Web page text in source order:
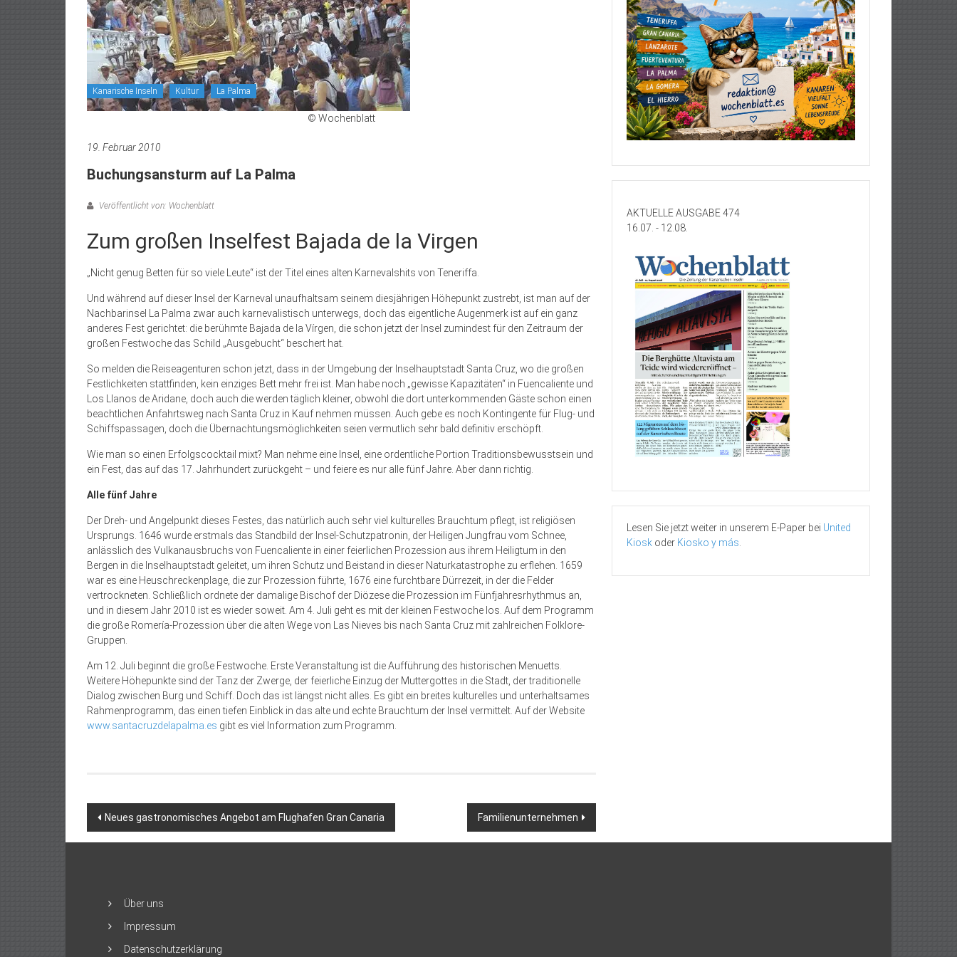
Kanarische Inseln Kultur La Palma
© Wochenblatt
19. Februar 2010
Buchungsansturm auf La Palma
Veröffentlicht von: Wochenblatt
Zum großen Inselfest Bajada de la Virgen
„Nicht genug Betten für so viele Leute“ ist der Titel eines alten Karnevalshits von Teneriffa.
Und während auf dieser Insel der Karneval unauf­haltsam seinem diesjährigen Höhepunkt zustrebt, ist man auf der
Nachbarinsel La Palma zwar auch karnevalistisch unterwegs, doch das eigentliche Augenmerk ist auf ein ganz
anderes Fest gerichtet: die berühmte Bajada de la Vírgen, die schon jetzt der Insel zumindest für den Zeitraum der
großen Festwoche das Schild „Ausgebucht“ beschert hat.
So melden die Reiseagenturen schon jetzt, dass in der Umgebung der Inselhauptstadt Santa Cruz, wo die großen
Festlichkeiten stattfinden, kein einziges Bett mehr frei ist. Man habe noch „gewisse Kapazitäten“ in Fuencaliente und
Los Llanos de Aridane, doch auch die werden täglich kleiner, obwohl die dort unterkommenden Gäste schon einen
beachtlichen Anfahrtsweg nach Santa Cruz in Kauf nehmen müssen. Auch gebe es noch Kontingente für Flug- und
Schiffspassagen, doch die Übernachtungsmöglichkeiten seien vermutlich sehr bald definitiv erschöpft.
Wie man so einen Erfolgs­cocktail mixt? Man nehme eine Insel, eine ordentliche Portion Traditionsbewusstsein und
ein Fest, das auf das 17. Jahrhundert zurückgeht – und feiere es nur alle fünf Jahre. Aber dann richtig.
Alle fünf Jahre
Der Dreh- und Angelpunkt dieses Festes, das natürlich auch sehr viel kulturelles Brauchtum pflegt, ist religiösen
Ursprungs. 1646 wurde erstmals das Standbild der Insel-Schutzpatronin, der Heiligen Jungfrau vom Schnee,
anlässlich des Vulkanausbruchs von Fuencaliente in einer feierlichen Prozession aus ihrem Heiligtum in den
Bergen in die Inselhauptstadt geleitet, um ihren Schutz und Beistand in dieser Naturkatastrophe zu erflehen. 1659
war es eine Heuschreckenplage, die zur Prozession führte, 1676 eine furchtbare Dürrezeit, in der die Felder
vertrockneten. Schließlich ordnete der damalige Bischof der Diözese die Prozession im Fünfjahresrhythmus an,
und in diesem Jahr 2010 ist es wieder soweit. Am 4. Juli geht es mit der kleinen Festwoche los. Auf dem Programm
die große Romería-Prozession über die alten Wege von Las Nieves bis nach Santa Cruz mit zahlreichen Folklore-
Gruppen.
Am 12. Juli beginnt die große Festwoche. Erste Veranstaltung ist die Aufführung des historischen Menuetts.
Weitere Höhepunkte sind der Tanz der Zwerge, der feierliche Einzug der Muttergottes in die Stadt, der traditionelle
Dialog zwischen Burg und Schiff. Doch das ist längst nicht alles. Es gibt ein breites kulturelles und unterhaltsames
Rahmenprogramm, das einen tiefen Einblick in das alte und echte Brauchtum der Insel vermittelt. Auf der Website
www.santacruzdelapalma.es gibt es viel Information zum Programm.
Beitragsnavigation
Neues gastronomisches Angebot am Flughafen Gran Canaria Familienunternehmen
AKTUELLE AUSGABE 474
16.07. - 12.08.
Lesen Sie jetzt weiter in unserem E-Paper bei United
Kiosk oder Kiosko y más
Über uns
Impressum
Datenschutzerklärung